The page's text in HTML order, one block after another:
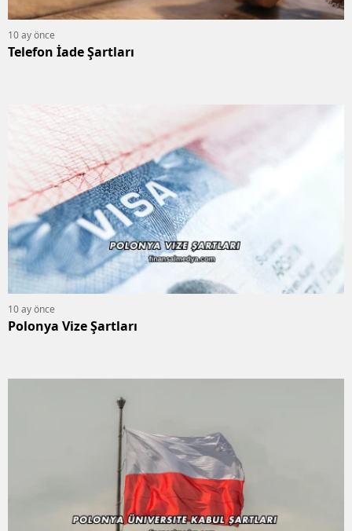
10 ay önce
Telefon İade Şartları
10 ay önce
Polonya Vize Şartları